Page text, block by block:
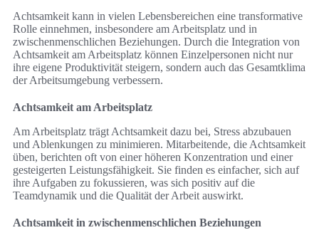
Achtsamkeit kann in vielen Lebensbereichen eine transformative
Rolle einnehmen, insbesondere am Arbeitsplatz und in
zwischenmenschlichen Beziehungen. Durch die Integration von
Achtsamkeit am Arbeitsplatz können Einzelpersonen nicht nur
ihre eigene Produktivität steigern, sondern auch das Gesamtklima
der Arbeitsumgebung verbessern.
Achtsamkeit am Arbeitsplatz
Am Arbeitsplatz trägt Achtsamkeit dazu bei, Stress abzubauen
und Ablenkungen zu minimieren. Mitarbeitende, die Achtsamkeit
üben, berichten oft von einer höheren Konzentration und einer
gesteigerten Leistungsfähigkeit. Sie finden es einfacher, sich auf
ihre Aufgaben zu fokussieren, was sich positiv auf die
Teamdynamik und die Qualität der Arbeit auswirkt.
Achtsamkeit in zwischenmenschlichen Beziehungen